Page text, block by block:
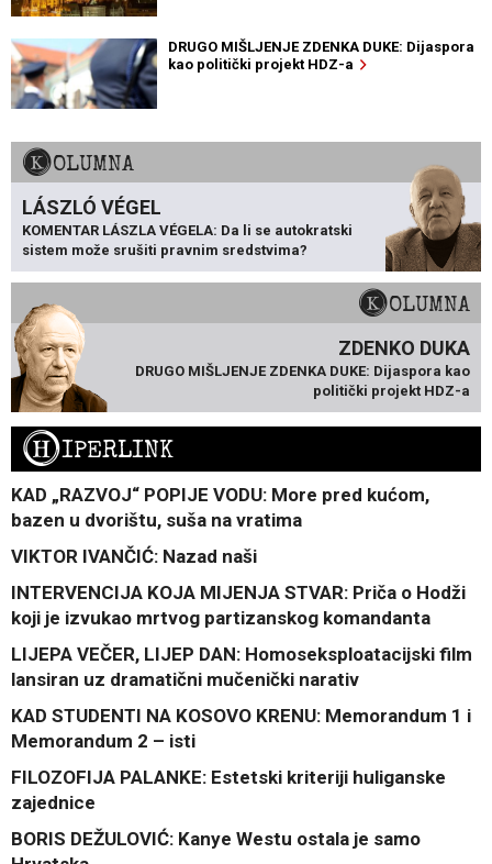
DRUGO MIŠLJENJE ZDENKA DUKE: Dijaspora
kao politički projekt HDZ-a
KOLUMNA
LÁSZLÓ VÉGEL
KOMENTAR LÁSZLA VÉGELA: Da li se autokratski
sistem može srušiti pravnim sredstvima?
KOLUMNA
ZDENKO DUKA
DRUGO MIŠLJENJE ZDENKA DUKE: Dijaspora kao
politički projekt HDZ-a
HIPERLINK
KAD „RAZVOJ“ POPIJE VODU: More pred kućom,
bazen u dvorištu, suša na vratima
VIKTOR IVANČIĆ: Nazad naši
INTERVENCIJA KOJA MIJENJA STVAR: Priča o Hodži
koji je izvukao mrtvog partizanskog komandanta
LIJEPA VEČER, LIJEP DAN: Homoseksploatacijski film
lansiran uz dramatični mučenički narativ
KAD STUDENTI NA KOSOVO KRENU: Memorandum 1 i
Memorandum 2 – isti
FILOZOFIJA PALANKE: Estetski kriteriji huliganske
zajednice
BORIS DEŽULOVIĆ: Kanye Westu ostala je samo